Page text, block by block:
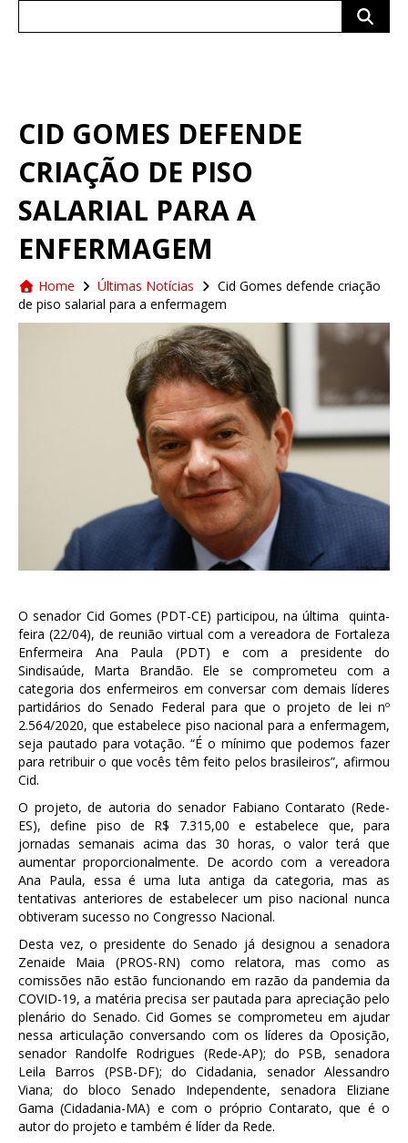
CID GOMES DEFENDE
CRIAÇÃO DE PISO
SALARIAL PARA A
ENFERMAGEM
Home Últimas Notícias
Cid Gomes defende criação
de piso salarial para a enfermagem
O senador Cid Gomes (PDT-CE) participou, na última quinta-
feira (22/04), de reunião virtual com a vereadora de Fortaleza
Enfermeira Ana Paula (PDT) e com a presidente do
Sindisaúde, Marta Brandão. Ele se comprometeu com a
categoria dos enfermeiros em conversar com demais líderes
partidários do Senado Federal para que o projeto de lei nº
2.564/2020, que estabelece piso nacional para a enfermagem,
seja pautado para votação. “É o mínimo que podemos fazer
para retribuir o que vocês têm feito pelos brasileiros”, afirmou
Cid.
O projeto, de autoria do senador Fabiano Contarato (Rede-
ES), define piso de R$ 7.315,00 e estabelece que, para
jornadas semanais acima das 30 horas, o valor terá que
aumentar proporcionalmente. De acordo com a vereadora
Ana Paula, essa é uma luta antiga da categoria, mas as
tentativas anteriores de estabelecer um piso nacional nunca
obtiveram sucesso no Congresso Nacional.
Desta vez, o presidente do Senado já designou a senadora
Zenaide Maia (PROS-RN) como relatora, mas como as
comissões não estão funcionando em razão da pandemia da
COVID-19, a matéria precisa ser pautada para apreciação pelo
plenário do Senado. Cid Gomes se comprometeu em ajudar
nessa articulação conversando com os líderes da Oposição,
senador Randolfe Rodrigues (Rede-AP); do PSB, senadora
Leila Barros (PSB-DF); do Cidadania, senador Alessandro
Viana; do bloco Senado Independente, senadora Eliziane
Gama (Cidadania-MA) e com o próprio Contarato, que é o
autor do projeto e também é líder da Rede.